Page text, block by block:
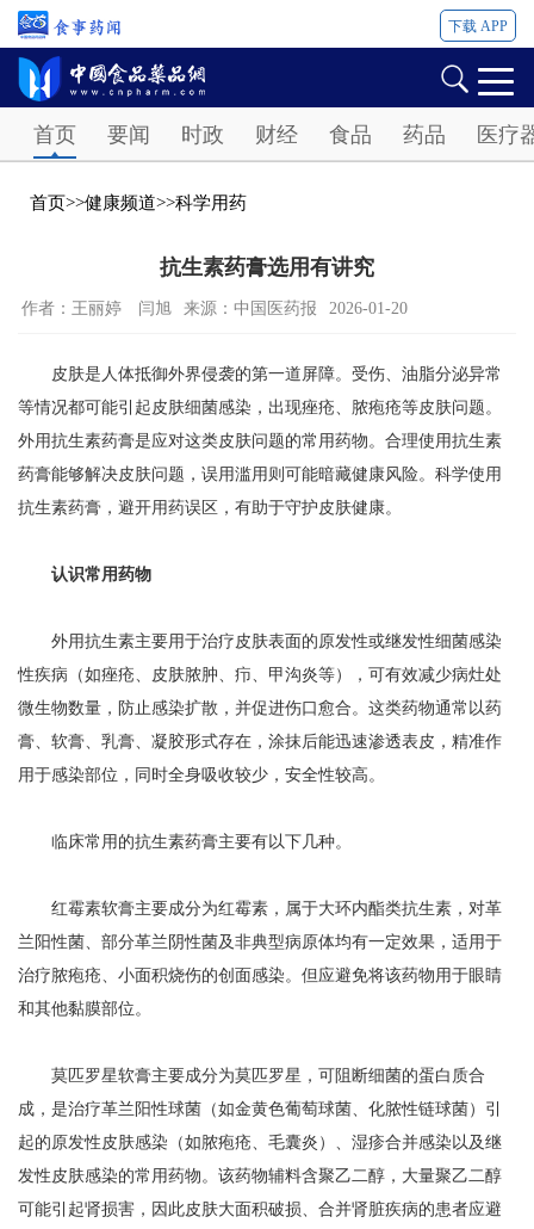
下载 APP
首页 要闻 时政 财经 食品 药品 医疗
首页>>健康频道>>科学用药
抗生素药膏选用有讲究
作者：王丽婷 闫旭 来源：中国医药报 2026-01-20
皮肤是人体抵御外界侵袭的第一道屏障。受伤、油脂分泌异常
等情况都可能引起皮肤细菌感染，出现痤疮、脓疱疮等皮肤问题。
外用抗生素药膏是应对这类皮肤问题的常用药物。合理使用抗生素
药膏能够解决皮肤问题，误用滥用则可能暗藏健康风险。科学使用
抗生素药膏，避开用药误区，有助于守护皮肤健康。
认识常用药物
外用抗生素主要用于治疗皮肤表面的原发性或继发性细菌感染
性疾病（如痤疮、皮肤脓肿、疖、甲沟炎等），可有效减少病灶处
微生物数量，防止感染扩散，并促进伤口愈合。这类药物通常以药
膏、软膏、乳膏、凝胶形式存在，涂抹后能迅速渗透表皮，精准作
用于感染部位，同时全身吸收较少，安全性较高。
临床常用的抗生素药膏主要有以下几种。
红霉素软膏主要成分为红霉素，属于大环内酯类抗生素，对革
兰阳性菌、部分革兰阴性菌及非典型病原体均有一定效果，适用于
治疗脓疱疮、小面积烧伤的创面感染。但应避免将该药物用于眼睛
和其他黏膜部位。
莫匹罗星软膏主要成分为莫匹罗星，可阻断细菌的蛋白质合
成，是治疗革兰阳性球菌（如金黄色葡萄球菌、化脓性链球菌）引
起的原发性皮肤感染（如脓疱疮、毛囊炎）、湿疹合并感染以及继
发性皮肤感染的常用药物。该药物辅料含聚乙二醇，大量聚乙二醇
可能引起肾损害，因此皮肤大面积破损、合并肾脏疾病的患者应避